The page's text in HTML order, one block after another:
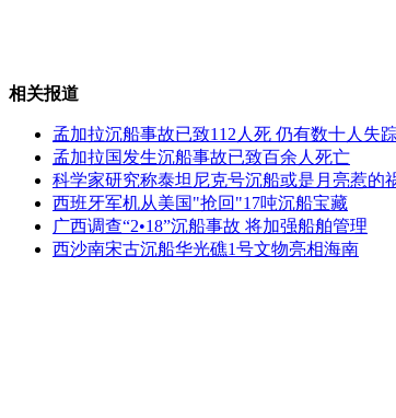
偷情被撞破 小三躲窗外
相关报道
孟加拉沉船事故已致112人死 仍有数十人失
孟加拉国发生沉船事故已致百余人死亡
科学家研究称泰坦尼克号沉船或是月亮惹的
西班牙军机从美国"抢回"17吨沉船宝藏
广西调查“2•18”沉船事故 将加强船舶管理
西沙南宋古沉船华光礁1号文物亮相海南